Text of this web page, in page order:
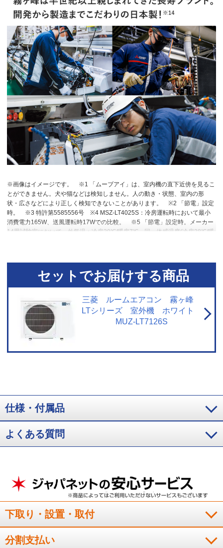
※画像はイメージです。
※1 「ムーブアイ」は、室内機の直下近傍を見るこ
とができません。犬や猫などは検知しません。人の動き・状態、室内の形
状・広さなどにより正しく検知できないことがあります。
※2 「節電」設定
時。
※3 特許第5585556号
※4 MSZ-LT4025S：冷房運転時において最小
消費電力165W、送風運転時17Wでの比較。
※5 「節電」設定時。メーカー
14畳試験室において、外気温：冷房30℃/暖房7℃、同一体感温度(冷房28℃/暖
間での効果を示すものではありません。
※10 換気等による屋外からの新た
な粒子の侵入は想定していない。0.3μｍ未満の微小粒子状物質は除去未確
認。
※11 「ハイブリッドナノコーティング」なしとありのエアコンでそれ
ぞれ10年使用後の汚れを想定 ※12 特許第4698721号 他
※13 エアコン内
部のオゾン濃度0.1ppm未満。
※14 付属品の一部除く
セットでお届けする商品
三菱 ルームエアコン 霧ヶ峰
LTシリーズ 室外機 ホワイト
MUZ-LT7126S
仕様・付属品
よくある質問
下取り・設置・取付
分割支払い